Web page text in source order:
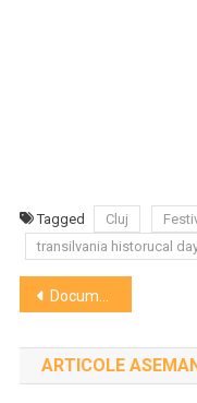
Tagged Cluj
transilvania historucal
Navigare
în
articole
Documentare selectate pentru o nominalizare la premiile Academiei Europene de Film
ARTICOLE